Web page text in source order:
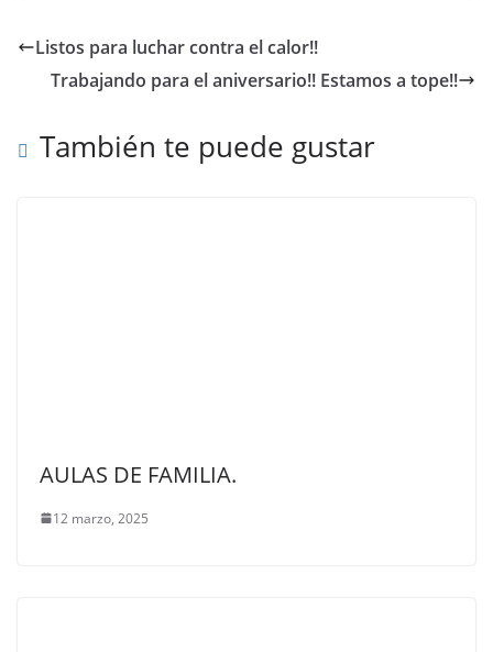
Listos para luchar contra el calor!!
Trabajando para el aniversario!! Estamos a tope!!
También te puede gustar
AULAS DE FAMILIA.
12 marzo, 2025